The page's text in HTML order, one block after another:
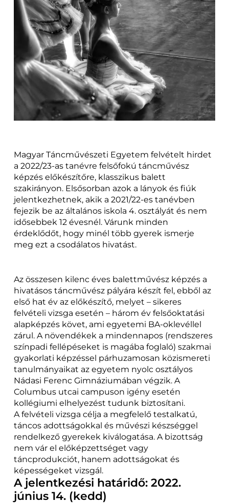
Magyar Táncművészeti Egyetem felvételt hirdet
a 2022/23-as tanévre felsőfokú táncművész
képzés előkészítőre, klasszikus balett
szakirányon. Elsősorban azok a lányok és fiúk
jelentkezhetnek, akik a 2021/22-es tanévben
fejezik be az általános iskola 4. osztályát és nem
idősebbek 12 évesnél. Várunk minden
érdeklődőt, hogy minél több gyerek ismerje
meg ezt a csodálatos hivatást.
Az összesen kilenc éves balettművész képzés a
hivatásos táncművész pályára készít fel, ebből az
első hat év az előkészítő, melyet – sikeres
felvételi vizsga esetén – három év felsőoktatási
alapképzés követ, ami egyetemi BA-oklevéllel
zárul. A növendékek a mindennapos (rendszeres
színpadi fellépéseket is magába foglaló) szakmai
gyakorlati képzéssel párhuzamosan közismereti
tanulmányaikat az egyetem nyolc osztályos
Nádasi Ferenc Gimnáziumában végzik. A
Columbus utcai campuson igény esetén
kollégiumi elhelyezést tudunk biztosítani.
A felvételi vizsga célja a megfelelő testalkatú,
táncos adottságokkal és művészi készséggel
rendelkező gyerekek kiválogatása. A bizottság
nem vár el előképzettséget vagy
táncprodukciót, hanem adottságokat és
képességeket vizsgál.
A jelentkezési határidő: 2022.
június 14. (kedd)